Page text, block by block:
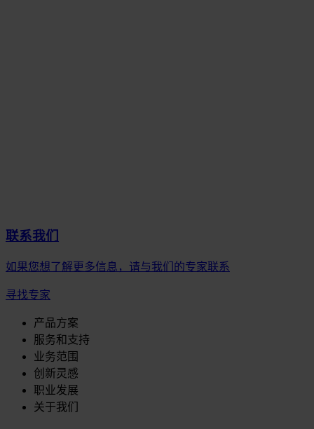
联系我们
如果您想了解更多信息，请与我们的专家联系
寻找专家
产品方案
服务和支持
业务范围
创新灵感
职业发展
关于我们